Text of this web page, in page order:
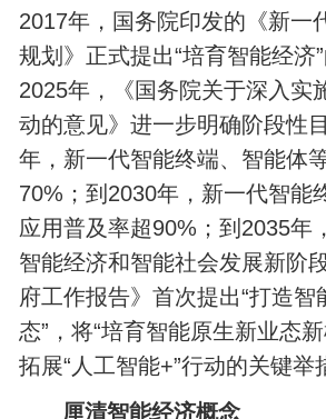
2017年，国务院印发的《新一
规划》正式提出“培育智能经济”
2025年，《国务院关于深入实
动的意见》进一步明确阶段性
年，新一代智能终端、智能体
70%；到2030年，新一代智能
应用普及率超90%；到2035年
智能经济和智能社会发展新阶
府工作报告》首次提出“打造智
态”，将“培育智能原生新业态
拓展“人工智能+”行动的关键举
厘清智能经济概念